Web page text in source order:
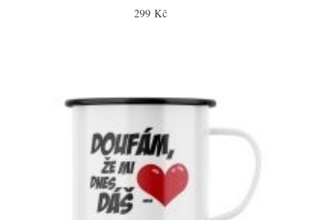
299 Kč